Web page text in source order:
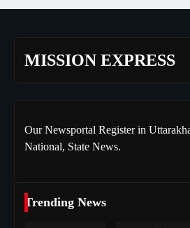
MISSION EXPRESS
Our Newsportal Register in
National, State News.
Trending News